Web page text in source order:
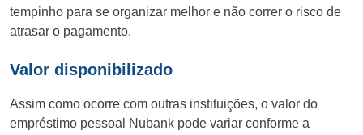
tempinho para se organizar melhor e não correr o risco de
atrasar o pagamento.
Valor disponibilizado
Assim como ocorre com outras instituições, o valor do
empréstimo pessoal Nubank pode variar conforme a